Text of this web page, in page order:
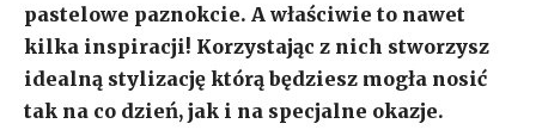
pastelowe paznokcie. A właściwie to nawet
kilka inspiracji! Korzystając z nich stworzysz
idealną stylizację którą będziesz mogła nosić
tak na co dzień, jak i na specjalne okazje.